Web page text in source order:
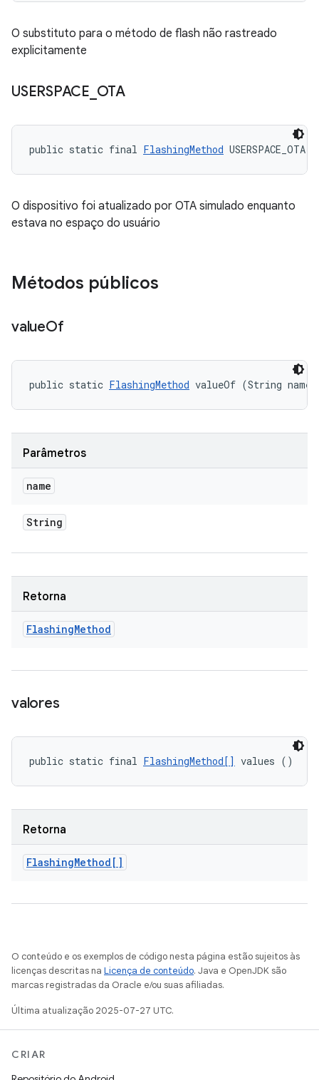
O substituto para o método de flash não rastreado
explicitamente
USERSPACE OTA
public static final FlashingMethod USERSPACE_OTA
O dispositivo foi atualizado por OTA simulado enquanto
estava no espaço do usuário
Métodos públicos
valueOf
public static FlashingMethod valueOf (String name)
Parâmetros
name
String
Retorna
FlashingMethod
valores
public static final FlashingMethod[] values ()
Retorna
FlashingMethod[]
O conteúdo e os exemplos de código nesta página estão sujeitos às
licenças descritas na Licença de conteúdo. Java e OpenJDK são
marcas registradas da Oracle e/ou suas afiliadas.
Última atualização 2025-07-27 UTC.
CRIAR